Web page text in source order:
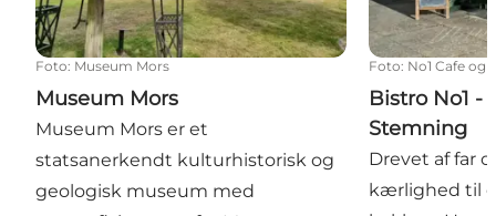
Foto: Museum Mors
Museum Mors
Museum Mors er et
statsanerkendt kulturhistorisk og
geologisk museum med
Foto: No1 Cafe og
Bistro No1 -
Stemning
Drevet af far
kærlighed til